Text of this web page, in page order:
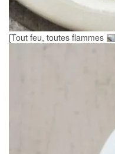
[Tout feu, toutes flammes